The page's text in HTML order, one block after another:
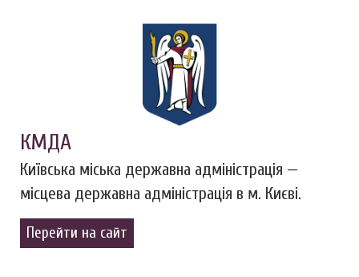
КМДА
Київська міська державна адміністрація —
місцева державна адміністрація в м. Києві.
Перейти на сайт